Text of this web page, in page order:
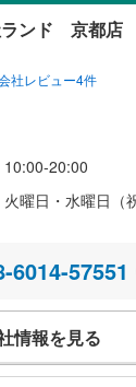
ランド 京都店
社レビュー4件
10:00-20:00
火曜日・水曜日（
6014-57551
情報を見る